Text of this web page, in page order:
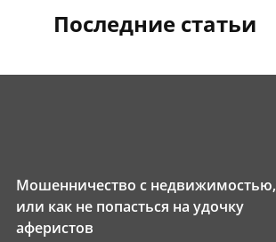
Последние статьи
Мошенничество с недвижимостью,
или как не попасться на удочку
аферистов